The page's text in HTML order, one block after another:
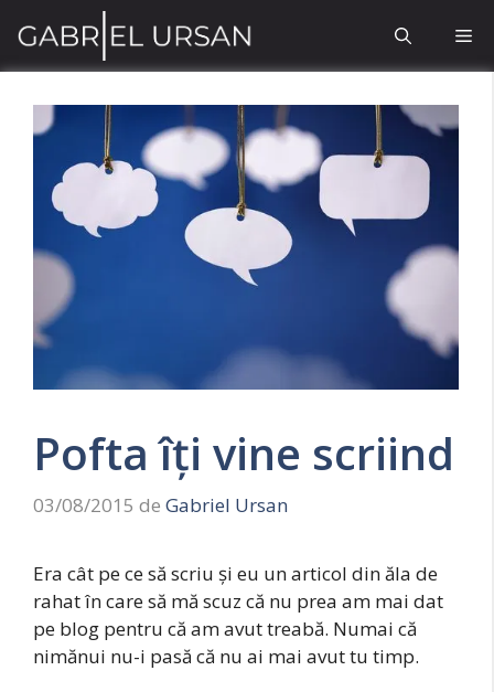
conținut
Pofta îți vine scriind
03/08/2015 de Gabriel Ursan
Era cât pe ce să scriu și eu un articol din ăla de
rahat în care să mă scuz că nu prea am mai dat
pe blog pentru că am avut treabă. Numai că
nimănui nu-i pasă că nu ai mai avut tu timp.